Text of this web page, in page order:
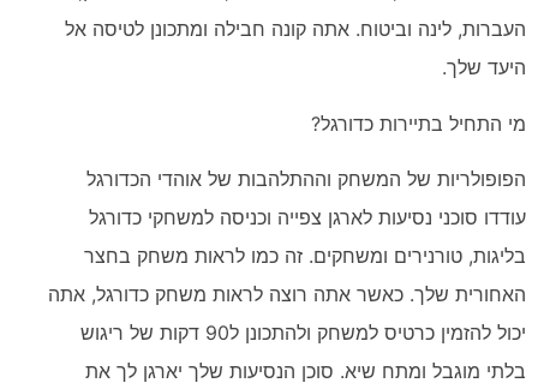
העברות, לינה וביטוח. אתה קונה חבילה ומתכונן לטיסה אל
היעד שלך.
מי התחיל בתיירות כדורגל?
הפופולריות של המשחק וההתלהבות של אוהדי הכדורגל
עודדו סוכני נסיעות לארגן צפייה וכניסה למשחקי כדורגל
בליגות, טורנירים ומשחקים. זה כמו לראות משחק בחצר
האחורית שלך. כאשר אתה רוצה לראות משחק כדורגל, אתה
יכול להזמין כרטיס למשחק ולהתכונן ל90 דקות של ריגוש
בלתי מוגבל ומתח שיא. סוכן הנסיעות שלך יארגן לך את